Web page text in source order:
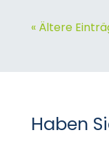
« Ältere
Haben